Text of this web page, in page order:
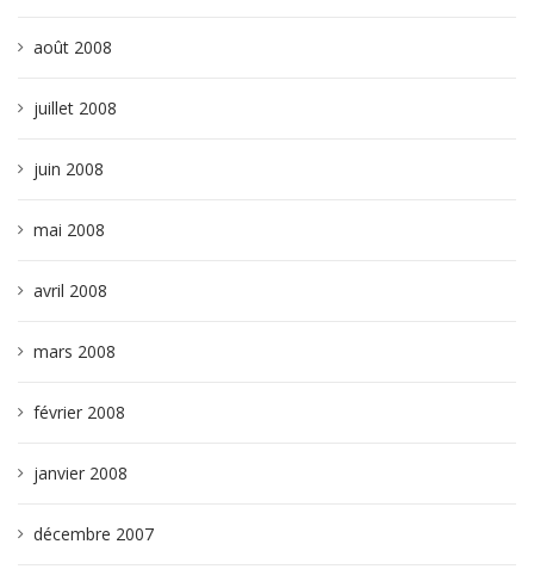
août 2008
juillet 2008
juin 2008
mai 2008
avril 2008
mars 2008
février 2008
janvier 2008
décembre 2007